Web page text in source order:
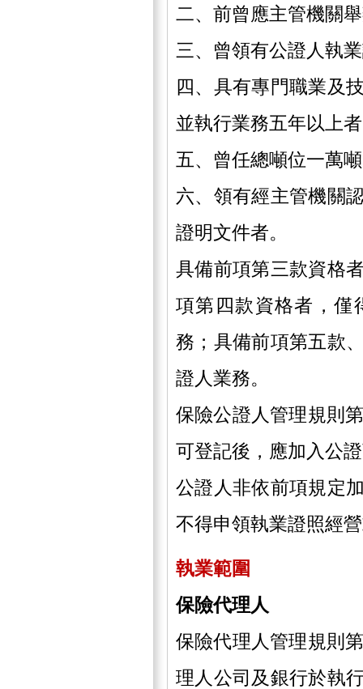
二、前曾應主管機關
三、曾領有公證人執
四、具有專門職業及
並執行業務五年以上
五、曾任總噸位一萬
六、領有經主管機關
證明文件者。
具備前項第三款資格
項第四款資格者，僅
務；具備前項第五款
證人業務。
保險公證人管理規則
可登記後，應加入公
公證人非依前項規定
不得申領執業證照經
執業範圍
保險代理人
保險代理人管理規則
理人公司及銀行於執